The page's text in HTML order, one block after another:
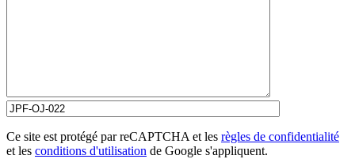
Ce site est protégé par reCAPTCHA et les règles de confidentialité
et les conditions d'utilisation de Google s'appliquent.